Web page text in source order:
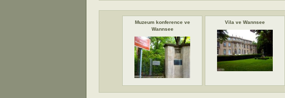
Muzeum konference ve
Wannsee
Vila ve Wannsee